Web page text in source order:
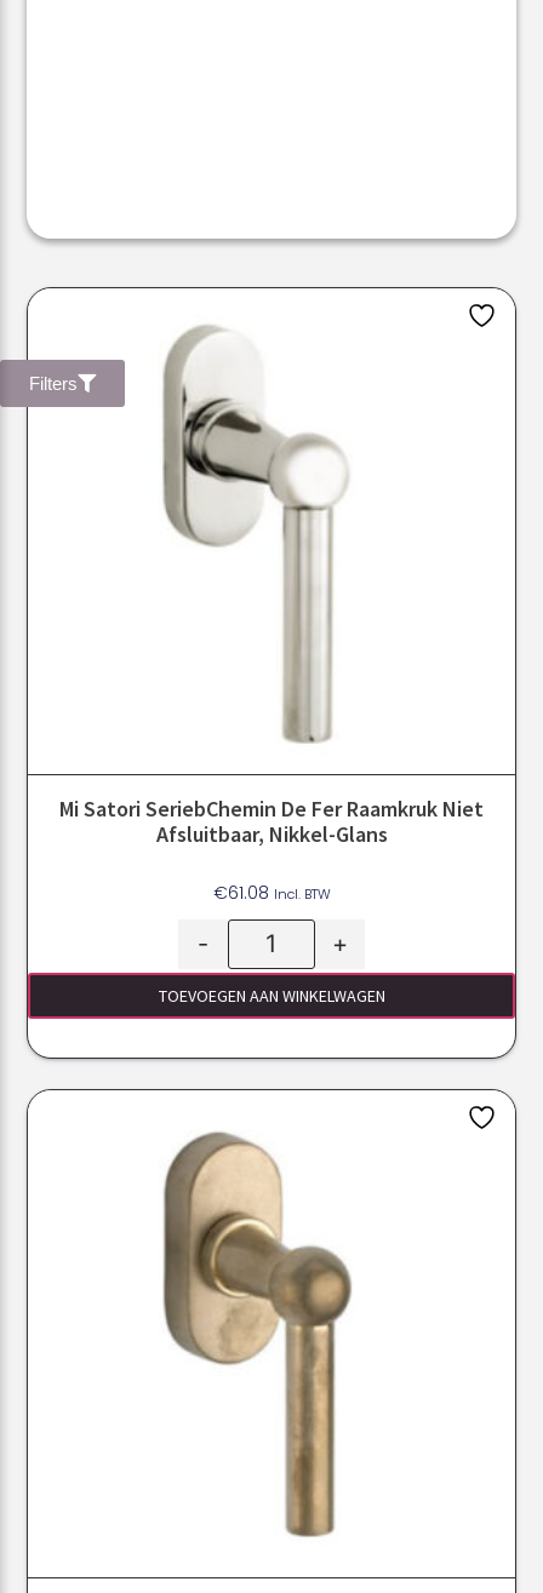
Filters
Mi Satori SeriebChemin De Fer Raamkruk Niet
Afsluitbaar, Nikkel-Glans
€61.08 Incl. BTW
- +
TOEVOEGEN AAN WINKELWAGEN